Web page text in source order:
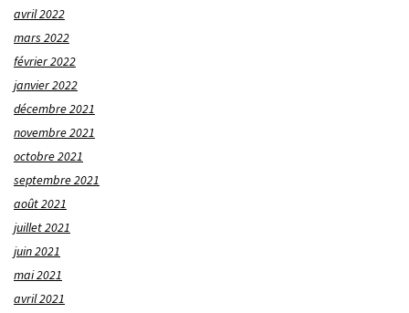
avril 2022
mars 2022
février 2022
janvier 2022
décembre 2021
novembre 2021
octobre 2021
septembre 2021
août 2021
juillet 2021
juin 2021
mai 2021
avril 2021